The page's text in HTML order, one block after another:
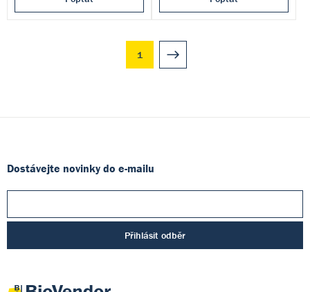
1
Dostávejte novinky do e-mailu
Přihlásit odběr